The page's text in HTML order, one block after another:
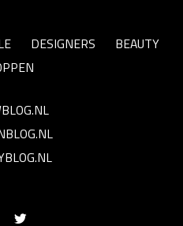
DESIGNERS
BEAUTY